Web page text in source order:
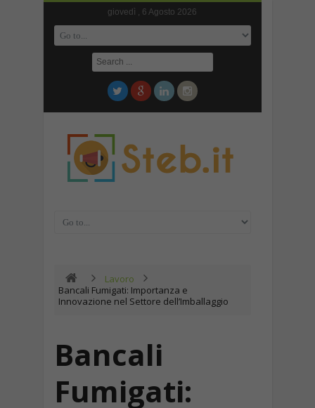
giovedì , 6 Agosto 2026
Lavoro
Bancali Fumigati: Importanza e
Innovazione nel Settore dell’Imballaggio
Bancali
Fumigati: